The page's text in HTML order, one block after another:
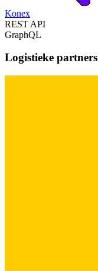
Konex
REST API
GraphQL
Logistieke partners